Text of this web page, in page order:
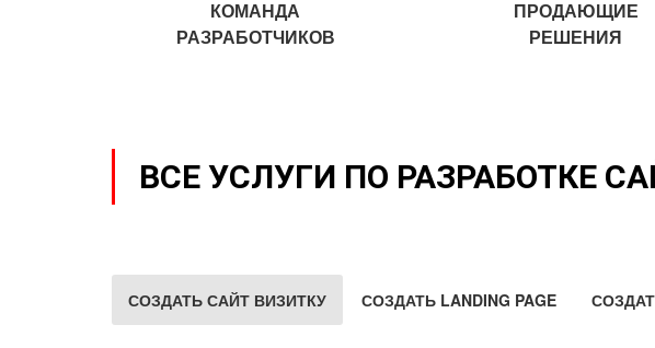
КОМАНДА
РАЗРАБОТЧИКОВ
ПРОДАЮЩИЕ
РЕШЕНИЯ
ВСЕ УСЛУГИ ПО РАЗРАБОТКЕ
СОЗДАТЬ САЙТ ВИЗИТКУ СОЗДАТЬ LANDING PAGE